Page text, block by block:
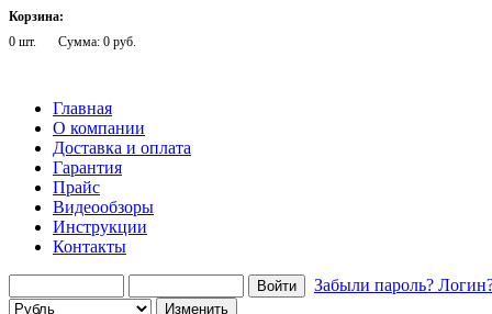
Корзина:
0 шт.
Сумма: 0 руб.
Главная
О компании
Доставка и оплата
Гарантия
Прайс
Видеообзоры
Инструкции
Контакты
Забыли пароль?